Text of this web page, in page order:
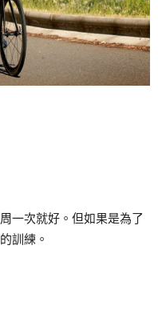
一次就好。但如果是為了
訓練。